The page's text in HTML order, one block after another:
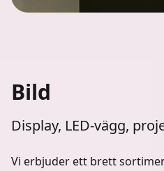
Bild
Display, LED-vägg,
Vi erbjuder ett brett